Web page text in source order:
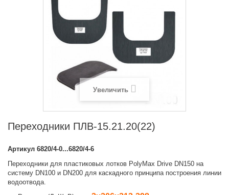
Увеличить
Переходники ПЛВ-15.21.20(22)
Артикул 6820/4-0...6820/4-6
Переходники для пластиковых лотков PolyMax Drive DN150 на
систему DN100 и DN200 для каскадного принципа построения линии
водоотвода.